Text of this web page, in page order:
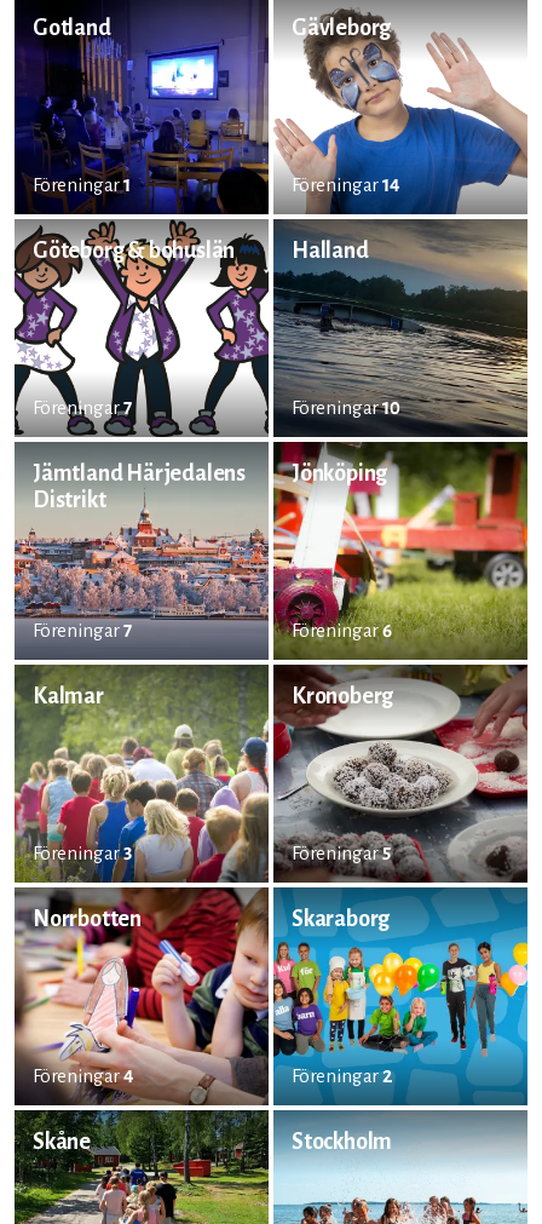
Gotland
Föreningar1
Gävleborg
Föreningar14
Göteborg & bohuslän
Föreningar7
Halland
Föreningar10
Jämtland Härjedalens
Distrikt
Föreningar7
Jönköping
Föreningar6
Kalmar
Föreningar3
Kronoberg
Föreningar5
Norrbotten
Föreningar4
Skaraborg
Föreningar2
Skåne Stockholm